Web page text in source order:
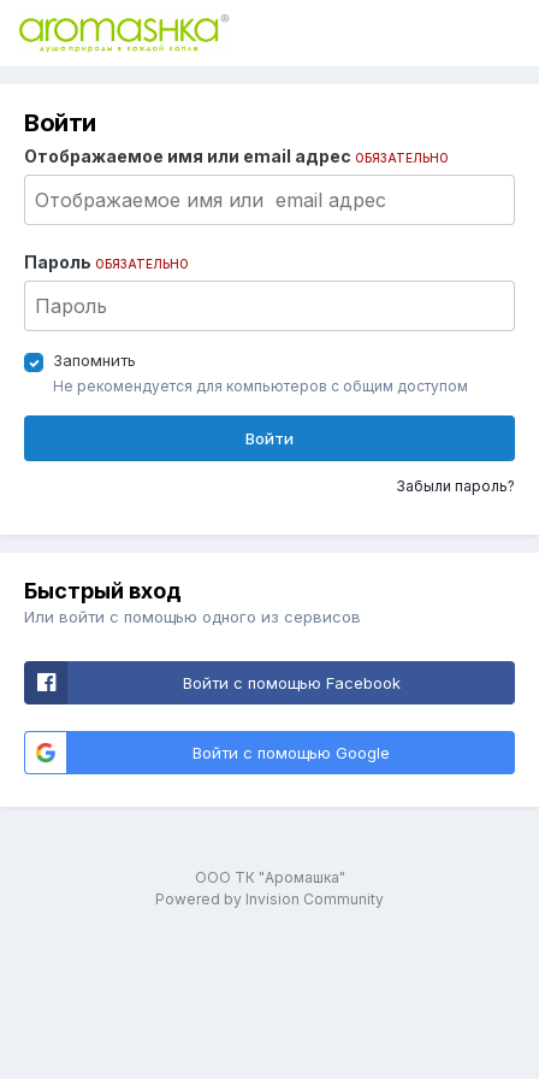
Войти
Отображаемое имя или email адрес ОБЯЗАТЕЛЬНО
Пароль ОБЯЗАТЕЛЬНО
Запомнить
Не рекомендуется для компьютеров с общим доступом
Войти
Забыли пароль?
Быстрый вход
Или войти с помощью одного из сервисов
Войти с помощью Facebook
Войти с помощью Google
ООО ТК "Аромашка"
Powered by Invision Community